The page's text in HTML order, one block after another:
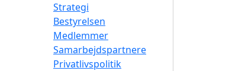
Strategi
Bestyrelsen
Medlemmer
Samarbejdspartnere
Privatlivspolitik